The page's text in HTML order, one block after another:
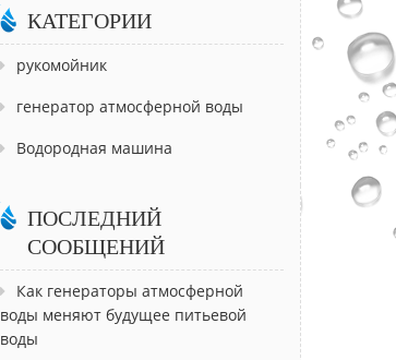
КАТЕГОРИИ
рукомойник
генератор атмосферной воды
Водородная машина
ПОСЛЕДНИЙ
СООБЩЕНИЙ
Как генераторы атмосферной
воды меняют будущее питьевой
воды